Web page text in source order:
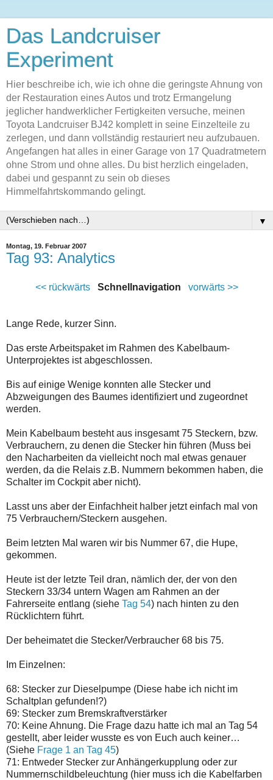
Das Landcruiser
Experiment
Hier beschreibe ich, wie ich ohne die geringste Ahnung von
der Restauration eines Autos und trotz Ermangelung
jeglicher handwerklicher Fertigkeiten versuche, meinen
Toyota Landcruiser BJ42 komplett in seine Einzelteile zu
zerlegen, und dann vollständig restauriert neu aufzubauen.
Angefangen hat alles in einer Garage von 17 Quadratmetern
ohne Strom und ohne alles. Du bist herzlich eingeladen,
dabei und gespannt zu sein ob dieses
Himmelfahrtskommando gelingt.
▼
Montag, 19. Februar 2007
Tag 93: Analytics
<< rückwärtsSchnellnavigation vorwärts >>
Lange Rede, kurzer Sinn.
Das erste Arbeitspaket im Rahmen des Kabelbaum-
Unterprojektes ist abgeschlossen.
Bis auf einige Wenige konnten alle Stecker und
Abzweigungen des Baumes identifiziert und zugeordnet
werden.
Mein Kabelbaum besteht aus insgesamt 75 Steckern, bzw.
Verbrauchern, zu denen die Stecker hin führen (Muss bei
den Nacharbeiten da vielleicht noch mal etwas genauer
werden, da die Relais z.B. Nummern bekommen haben, die
Schalter im Cockpit aber nicht).
Lasst uns aber der Einfachheit halber jetzt einfach mal von
75 Verbrauchern/Steckern ausgehen.
Beim letzten Mal waren wir bis Nummer 67, die Hupe,
gekommen.
Heute ist der letzte Teil dran, nämlich der, der von den
Steckern 33/34 untern Wagen am Rahmen an der
Fahrerseite entlang (siehe Tag 54) nach hinten zu den
Rücklichtern führt.
Der beheimatet die Stecker/Verbraucher 68 bis 75.
Im Einzelnen:
68: Stecker zur Dieselpumpe (Diese habe ich nicht im
Schaltplan gefunden!?)
69: Stecker zum Bremskraftverstärker
70: Keine Ahnung. Die Frage dazu hatte ich mal an Tag 54
gestellt, aber leider wusste es von Euch auch keiner…
(Siehe Frage 1 an Tag 45)
71: Entweder Stecker zur Anhängerkupplung oder zur
Nummernschildbeleuchtung (hier muss ich die Kabelfarben